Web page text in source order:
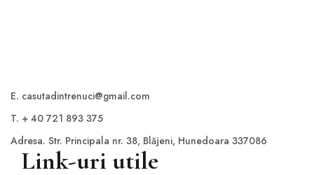
E. casutadintrenuci@gmail.com
T. + 40 721 893 375
Adresa. Str. Principala nr. 38, Blăjeni, Hunedoara 337086
Link-uri utile